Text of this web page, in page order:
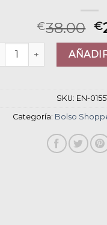
€38.00 €
shopper bimba y
SKU: EN-
Categoría: Bolso